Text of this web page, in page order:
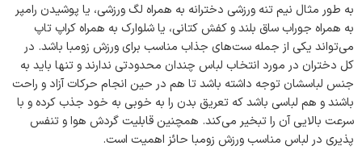
به طور مثال نیم تنه ورزشی دخترانه به همراه لگ ورزشی، یا پوشیدن رامپر
به همراه جوراب ساق بلند و کفش کتانی، یا شلوارک به همراه کراپ تاپ
می‌تواند یکی از جمله ست‌های جذاب مناسب برای ورزش زومبا باشد. در
کل دختران در مورد انتخاب لباس چندان محدودتی ندارند و تنها باید به
جنس لباسشان توجه داشته باشد تا هم در حین انجام حرکات آزاد و راحت
باشند و هم لباسی باشد که تعریق بدن را به خوبی به خود جذب کرده و با
سرعت بالایی آن را تبخیر می‌کند. همچنین قابلیت گردش هوا و تنفس
پذیری در لباس مناسب ورزش زومبا حائز اهمیت است.